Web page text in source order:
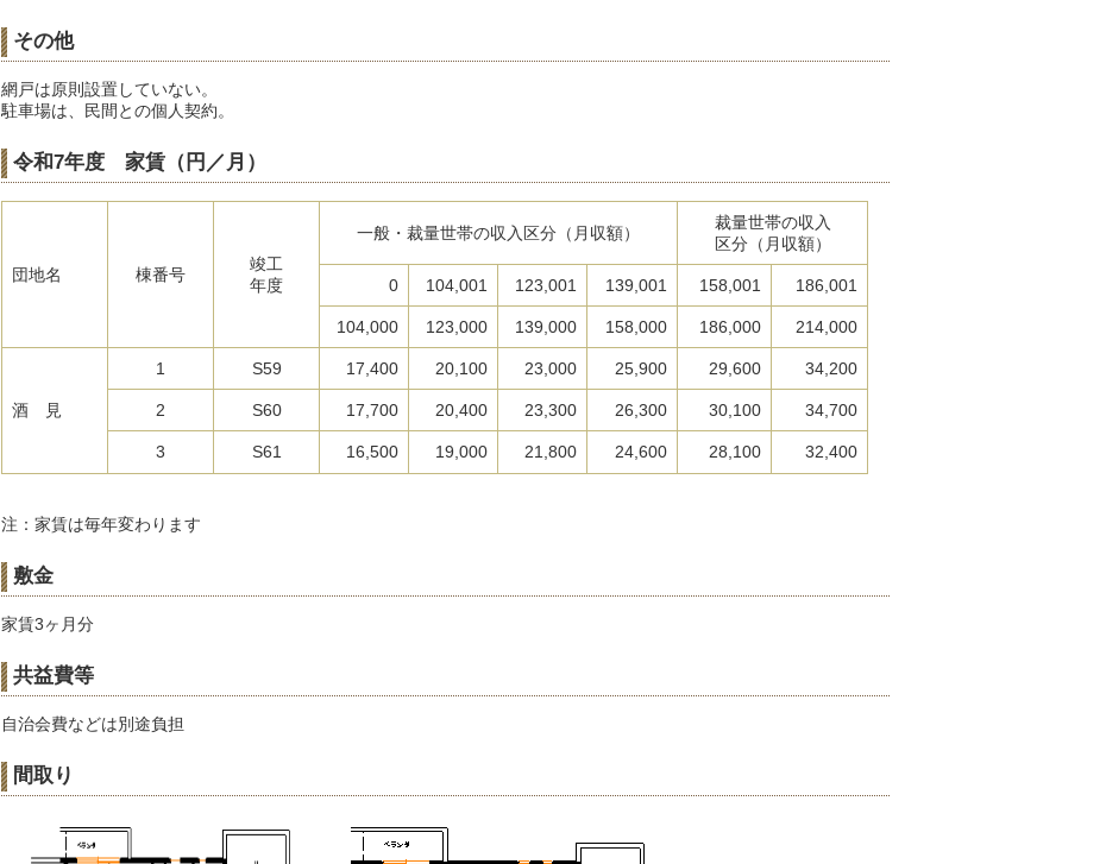
その他
網戸は原則設置していない。
駐車場は、民間との個人契約。
令和7年度 家賃（円／月）
団地名 棟番号
竣工
年度
一般・裁量世帯の収入区分（月収額）
裁量世帯の収入
区分（月収額）
0 104,001 123,001 139,001 158,001 186,001
104,000 123,000 139,000 158,000 186,000 214,000
酒 見
1 S59 17,400 20,100 23,000 25,900 29,600 34,200
2 S60 17,700 20,400 23,300 26,300 30,100 34,700
3 S61 16,500 19,000 21,800 24,600 28,100 32,400
注：家賃は毎年変わります
敷金
家賃3ヶ月分
共益費等
自治会費などは別途負担
間取り